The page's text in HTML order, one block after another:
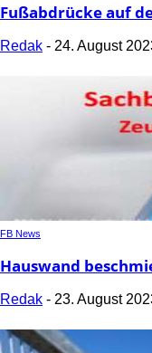
Fußabdrücke auf
Redak - 24. August
FB News
Hauswand
Redak - 23. August